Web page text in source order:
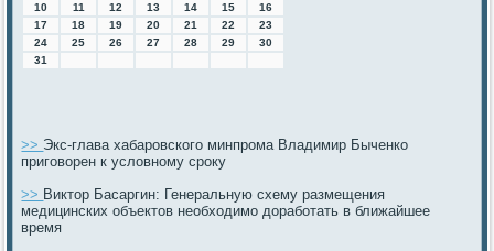
10
11 12 13 14 15
16
17
18 19 20 21 22
23
24
25 26 27 28 29
30
31
>> Экс-глава хабаровского минпрома Владимир Быченко
приговорен к условному сроку
>> Виктор Басаргин: Генеральную схему размещения
медицинских объектов необходимо доработать в ближайшее
время